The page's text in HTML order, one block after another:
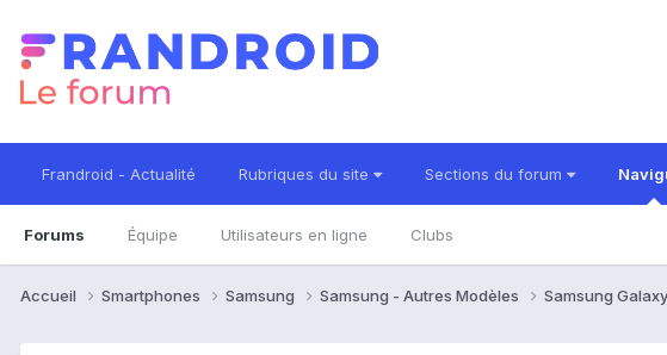
Frandroid - Actualité Rubriques du site Sections du forum
Forums Équipe Utilisateurs en ligne Clubs
Accueil Smartphones Samsung Samsung - Autres Modèles Samsung